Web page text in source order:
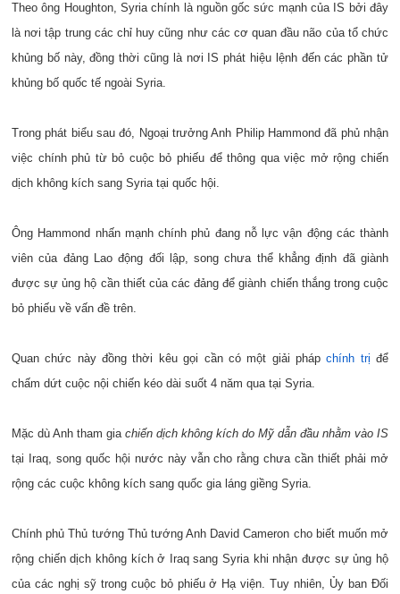
Theo ông Houghton, Syria chính là nguồn gốc sức mạnh của IS bởi đây
là nơi tập trung các chỉ huy cũng như các cơ quan đầu não của tổ chức
khủng bố này, đồng thời cũng là nơi IS phát hiệu lệnh đến các phần tử
khủng bố quốc tế ngoài Syria.
Trong phát biểu sau đó, Ngoại trưởng Anh Philip Hammond đã phủ nhận
việc chính phủ từ bỏ cuộc bỏ phiếu để thông qua việc mở rộng chiến
dịch không kích sang Syria tại quốc hội.
Ông Hammond nhấn mạnh chính phủ đang nỗ lực vận động các thành
viên của đảng Lao động đối lập, song chưa thể khẳng định đã giành
được sự ủng hộ cần thiết của các đảng để giành chiến thắng trong cuộc
bỏ phiếu về vấn đề trên.
Quan chức này đồng thời kêu gọi cần có một giải phápchính trị để
chấm dứt cuộc nội chiến kéo dài suốt 4 năm qua tại Syria.
Mặc dù Anh tham gia chiến dịch không kích do Mỹ dẫn đầu nhằm vào IS
tại Iraq, song quốc hội nước này vẫn cho rằng chưa cần thiết phải mở
rộng các cuộc không kích sang quốc gia láng giềng Syria.
Chính phủ Thủ tướng Thủ tướng Anh David Cameron cho biết muốn mở
rộng chiến dịch không kích ở Iraq sang Syria khi nhận được sự ủng hộ
của các nghị sỹ trong cuộc bỏ phiếu ở Hạ viện. Tuy nhiên, Ủy ban Đối